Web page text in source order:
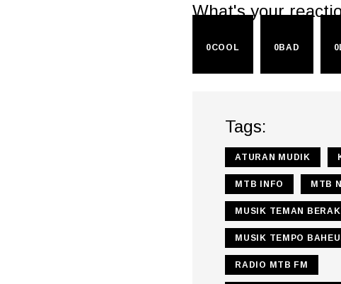
What's your
0COOL 0BAD 0
Tags:
ATURAN MUDIK
MTB INFO MTB
MUSIK TEMAN
MUSIK TEMPO
RADIO MTB FM